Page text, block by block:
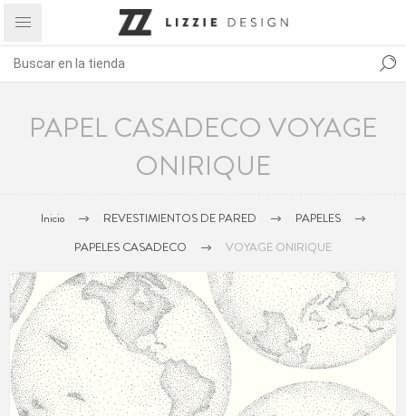
PAPEL CASADECO VOYAGE
ONIRIQUE
Inicio REVESTIMIENTOS DE PARED
PAPELES
PAPELES CASADECO
VOYAGE ONIRIQUE